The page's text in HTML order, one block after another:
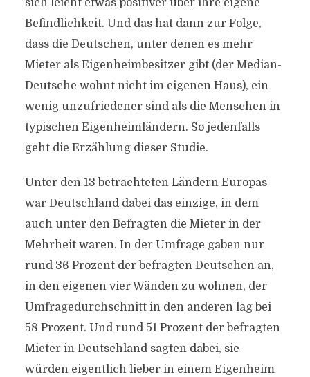
sich leicht etwas positiver über ihre eigene
Befindlichkeit. Und das hat dann zur Folge,
dass die Deutschen, unter denen es mehr
Mieter als Eigenheimbesitzer gibt (der Median-
Deutsche wohnt nicht im eigenen Haus), ein
wenig unzufriedener sind als die Menschen in
typischen Eigenheimländern. So jedenfalls
geht die Erzählung dieser Studie.
Unter den 13 betrachteten Ländern Europas
war Deutschland dabei das einzige, in dem
auch unter den Befragten die Mieter in der
Mehrheit waren. In der Umfrage gaben nur
rund 36 Prozent der befragten Deutschen an,
in den eigenen vier Wänden zu wohnen, der
Umfragedurchschnitt in den anderen lag bei
58 Prozent. Und rund 51 Prozent der befragten
Mieter in Deutschland sagten dabei, sie
würden eigentlich lieber in einem Eigenheim